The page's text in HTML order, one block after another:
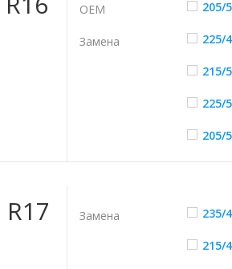
ОЕМ 205/
Замена 225/
215/
225/
205/
R17 Замена 235/
215/